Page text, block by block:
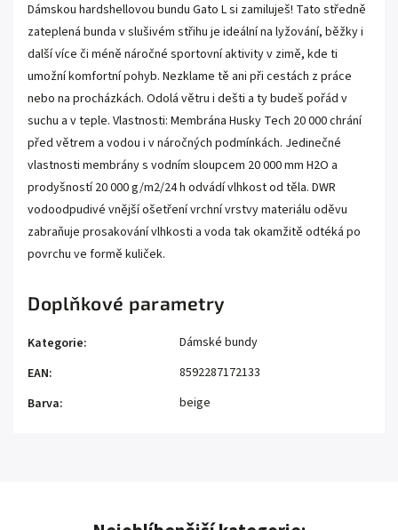
Dámskou hardshellovou bundu Gato L si zamiluješ! Tato středně
zateplená bunda v slušivém střihu je ideální na lyžování, běžky i
další více či méně náročné sportovní aktivity v zimě, kde ti
umožní komfortní pohyb. Nezklame tě ani při cestách z práce
nebo na procházkách. Odolá větru i dešti a ty budeš pořád v
suchu a v teple. Vlastnosti: Membrána Husky Tech 20 000 chrání
před větrem a vodou i v náročných podmínkách. Jedinečné
vlastnosti membrány s vodním sloupcem 20 000 mm H2O a
prodyšností 20 000 g/m2/24 h odvádí vlhkost od těla. DWR
vodoodpudivé vnější ošetření vrchní vrstvy materiálu oděvu
zabraňuje prosakování vlhkosti a voda tak okamžitě odtéká po
povrchu ve formě kuliček.
Doplňkové parametry
Kategorie:
Dámské bundy
EAN:
8592287172133
Barva: beige